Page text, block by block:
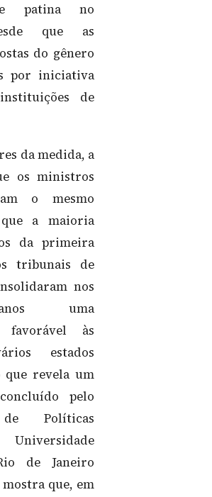
patina no
que as
do gênero
por iniciativa
de
da medida, a
os ministros
o mesmo
a maioria
da primeira
tribunais de
nos
uma
favorável às
estados
que revela um
pelo
Políticas
de Janeiro
que, em